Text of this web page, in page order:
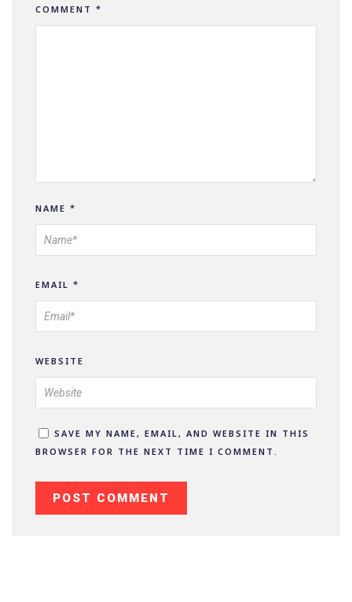
COMMENT *
NAME *
EMAIL *
WEBSITE
SAVE MY NAME, EMAIL, AND WEBSITE IN THIS
BROWSER FOR THE NEXT TIME I COMMENT.